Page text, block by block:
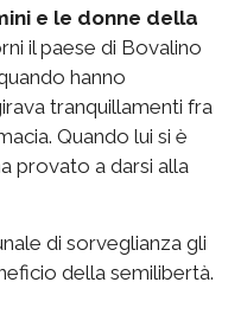
e le donne della
il paese di Bovalino
hanno
tranquillamenti fra
Quando lui si è
provato a darsi alla
di sorveglianza gli
della semilibertà.